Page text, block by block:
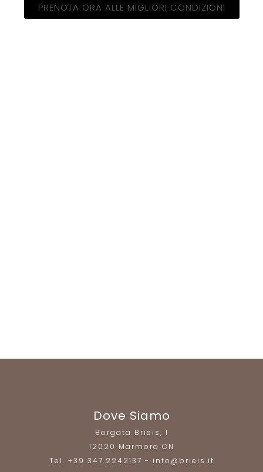
PRENOTA ORA ALLE MIGLIORI CONDIZIONI
Dove Siamo
Borgata Brieis, 1
12020 Marmora CN
Tel. +39 347.2242137 - info@brieis.it